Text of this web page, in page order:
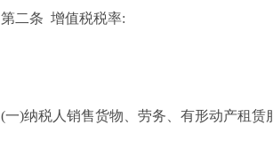
第二条 增值税税率:
(一)纳税人销售货物、劳务、有形动产租赁